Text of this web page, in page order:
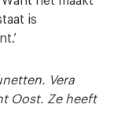
is
Vera
Oost. Ze heeft